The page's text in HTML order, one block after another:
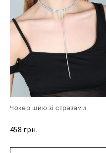
Чокер шию зі стразами
458 грн.